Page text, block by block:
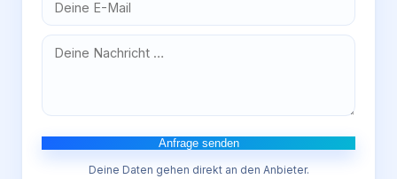
Anfrage senden
Deine Daten gehen direkt an den Anbieter.